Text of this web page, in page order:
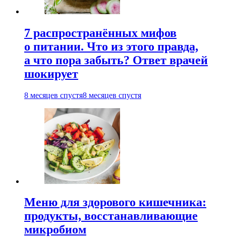
7 распространённых мифов
о питании. Что из этого правда,
а что пора забыть? Ответ врачей
шокирует
8 месяцев спустя8 месяцев спустя
Меню для здорового кишечника:
продукты, восстанавливающие
микробиом